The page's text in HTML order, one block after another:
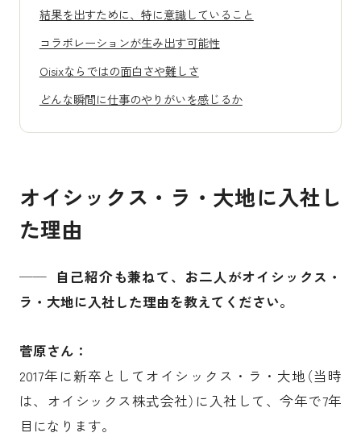
結果を出すために、特に意識していること
コラボレーションが生み出す可能性
Oisixならではの面白さや難しさ
どんな瞬間に仕事のやりがいを感じるか
オイシックス・ラ・大地に入社し
た理由
── 自己紹介も兼ねて、お二人がオイシックス・
ラ・大地に入社した理由を教えてください。
菅原さん：
2017年に新卒としてオイシックス・ラ・大地（当時
は、オイシックス株式会社）に入社して、今年で7年
目になります。